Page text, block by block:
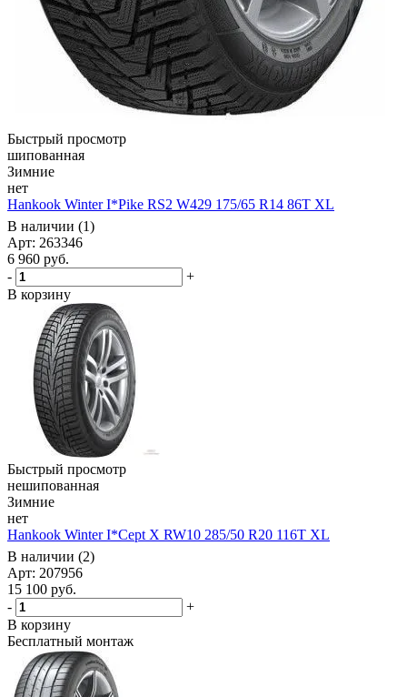
Быстрый просмотр
шипованная
Зимние
нет
Hankook Winter I*Pike RS2 W429 175/65 R14 86T XL
В наличии (1)
Арт: 263346
6 960 руб.
-
+
В корзину
Быстрый просмотр
нешипованная
Зимние
нет
Hankook Winter I*Cept X RW10 285/50 R20 116T XL
В наличии (2)
Арт: 207956
15 100 руб.
-
+
В корзину
Бесплатный монтаж